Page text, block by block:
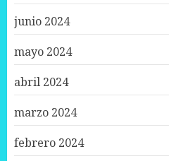
junio 2024
mayo 2024
abril 2024
marzo 2024
febrero 2024